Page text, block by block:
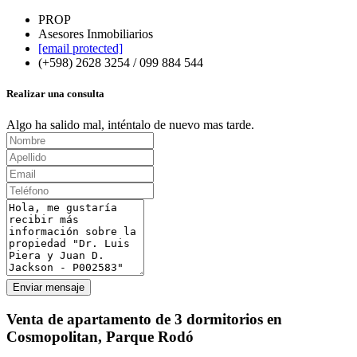
PROP
Asesores Inmobiliarios
[email protected]
(+598) 2628 3254 / 099 884 544
Realizar una consulta
Algo ha salido mal, inténtalo de nuevo mas tarde.
Enviar mensaje
Venta de apartamento de 3 dormitorios en
Cosmopolitan, Parque Rodó